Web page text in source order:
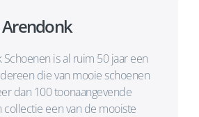
is al ruim 50 jaar een
die van mooie schoenen
dan 100 toonaangevende
collectie een van de mooiste